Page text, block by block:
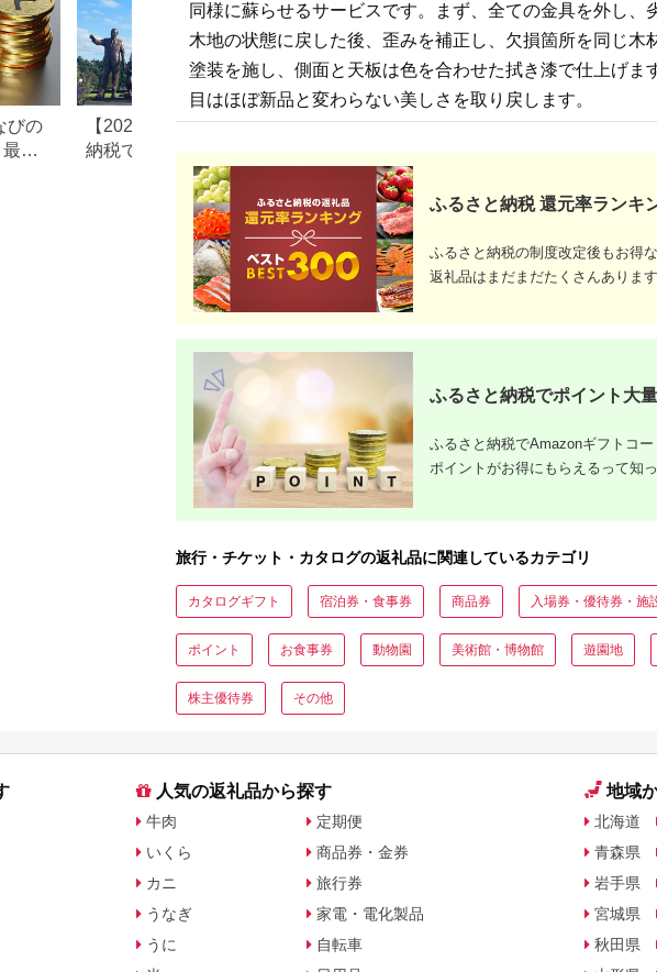
びの
大
【2026年最新版】ふるさと
納税でディズニー返礼品は
もらえる？ホテル・チケッ
ト・公式グッズを徹底解説
ふるさと納税、年収いくら
で30万円寄付できる？おす
すめ返礼品も紹介
同様に蘇らせるサービスです。まず、全ての金具を外し、
木地の状態に戻した後、歪みを補正し、欠損箇所を同じ木
塗装を施し、側面と天板は色を合わせた拭き漆で仕上げま
目はほぼ新品と変わらない美しさを取り戻します。
ふるさと納税 還元率ランキ
ふるさと納税の制度改定後もお得な
返礼品はまだまだたくさんあります
ふるさと納税でポイント大量
ふるさと納税でAmazonギフトコー
ポイントがお得にもらえるって知
旅行・チケット・カタログの返礼品に関連しているカテゴリ
カタログギフト 宿泊券・食事券 商品券 入場券・優待券・施
ポイント お食事券 動物園 美術館・博物館 遊園地
株主優待券 その他
人気の返礼品から探す
牛肉
いくら
カニ
うなぎ
うに
定期便
商品券・金券
旅行券
家電・電化製品
自転車
地域
北海道
青森県
岩手県
宮城県
秋田県